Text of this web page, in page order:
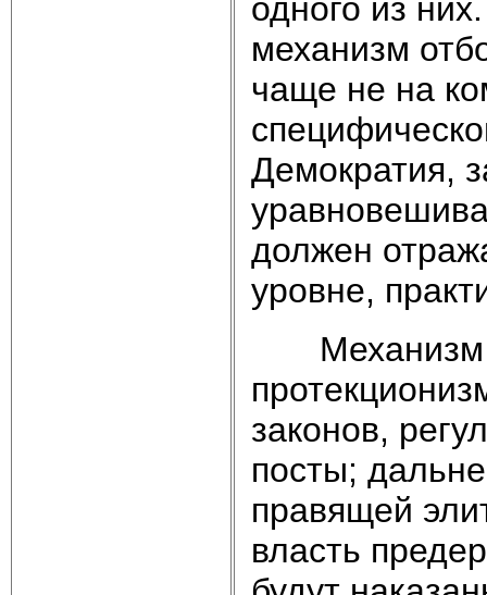
одного из
механизм
чаще не на
Демократия,
должен
уровне,
Механизм
законов,
посты;
правящей
власть